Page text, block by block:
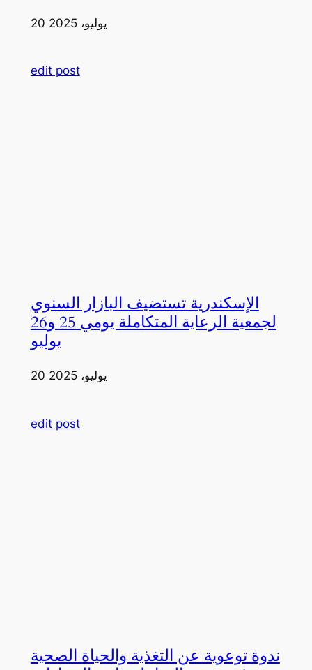
20 يوليو، 2025
edit post
الإسكندرية تستضيف البازار السنوي
لجمعية الرعاية المتكاملة يومي 25 و26
يوليو
20 يوليو، 2025
edit post
ندوة توعوية عن التغذية والحياة الصحية